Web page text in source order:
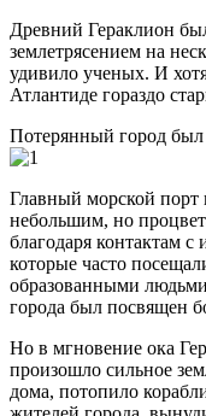
Древний Гераклион
землетрясением на
удивило ученых. И
Атлантиде гораздо
Потерянный город был
Главный морской порт
небольшим, но
благодаря контактам
которые часто
образованными
города был посвящен
Но в мгновение ока
произошло сильное
дома, потопило